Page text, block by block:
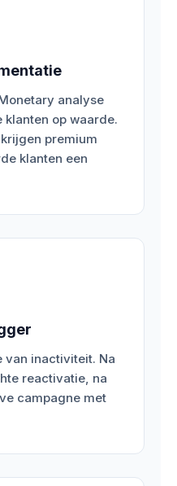
analyse
op waarde.
premium
klanten een
van inactiviteit. Na
reactivatie, na
campagne met